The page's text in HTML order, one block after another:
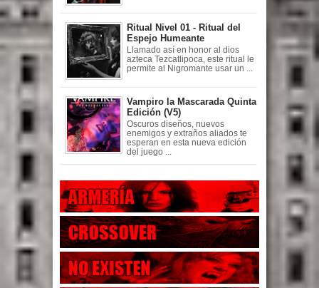
Ritual Nivel 01 - Ritual del
Espejo Humeante
Llamado así en honor al dios
azteca Tezcatlipoca, este ritual le
permite al Nigromante usar un ...
Vampiro la Mascarada Quinta
Edición (V5)
Oscuros diseños, nuevos
enemigos y extraños aliados te
esperan en esta nueva edición
del juego ...